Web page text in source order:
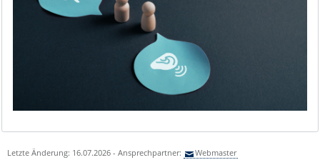
Letzte Änderung: 16.07.2026 - Ansprechpartner: Webmaster